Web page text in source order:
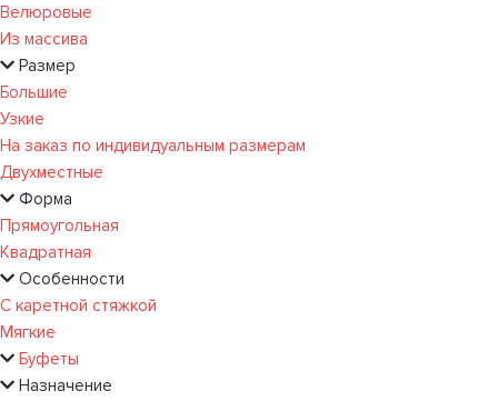
Велюровые
Из массива
Размер
Большие
Узкие
На заказ по индивидуальным размерам
Двухместные
Форма
Прямоугольная
Квадратная
Особенности
С каретной стяжкой
Мягкие
Буфеты
Назначение